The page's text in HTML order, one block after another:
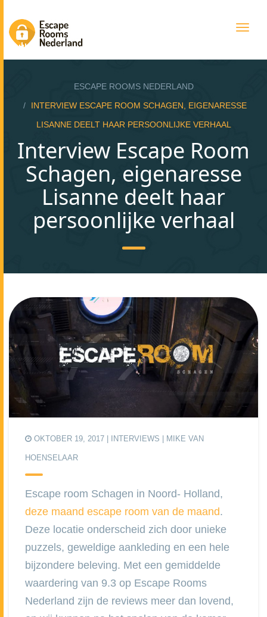
ESCAPE ROOMS NEDERLAND
INTERVIEW ESCAPE ROOM SCHAGEN, EIGENARESSE
LISANNE DEELT HAAR PERSOONLIJKE VERHAAL
Interview Escape Room
Schagen, eigenaresse
Lisanne deelt haar
persoonlijke verhaal
OKTOBER 19, 2017 | INTERVIEWS | MIKE VAN
HOENSELAAR
Escape room Schagen in Noord- Holland,
deze maand escape room van de maand.
Deze locatie onderscheid zich door unieke
puzzels, geweldige aankleding en een hele
bijzondere beleving. Met een gemiddelde
waardering van 9.3 op Escape Rooms
Nederland zijn de reviews meer dan lovend,